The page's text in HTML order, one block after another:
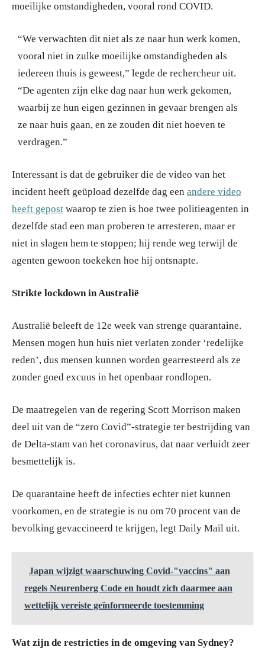
moeilijke omstandigheden, vooral rond COVID.
“We verwachten dit niet als ze naar hun werk komen,
vooral niet in zulke moeilijke omstandigheden als
iedereen thuis is geweest,” legde de rechercheur uit.
“De agenten zijn elke dag naar hun werk gekomen,
waarbij ze hun eigen gezinnen in gevaar brengen als
ze naar huis gaan, en ze zouden dit niet hoeven te
verdragen.”
Interessant is dat de gebruiker die de video van het
incident heeft geüpload dezelfde dag een andere video
heeft gepost waarop te zien is hoe twee politieagenten in
dezelfde stad een man proberen te arresteren, maar er
niet in slagen hem te stoppen; hij rende weg terwijl de
agenten gewoon toekeken hoe hij ontsnapte.
Strikte lockdown in Australië
Australië beleeft de 12e week van strenge quarantaine.
Mensen mogen hun huis niet verlaten zonder ‘redelijke
reden’, dus mensen kunnen worden gearresteerd als ze
zonder goed excuus in het openbaar rondlopen.
De maatregelen van de regering Scott Morrison maken
deel uit van de “zero Covid”-strategie ter bestrijding van
de Delta-stam van het coronavirus, dat naar verluidt zeer
besmettelijk is.
De quarantaine heeft de infecties echter niet kunnen
voorkomen, en de strategie is nu om 70 procent van de
bevolking gevaccineerd te krijgen, legt Daily Mail uit.
Japan wijzigt waarschuwing Covid-"vaccins" aan
regels Neurenberg Code en houdt zich daarmee aan
wettelijk vereiste geïnformeerde toestemming
Wat zijn de restricties in de omgeving van Sydney?